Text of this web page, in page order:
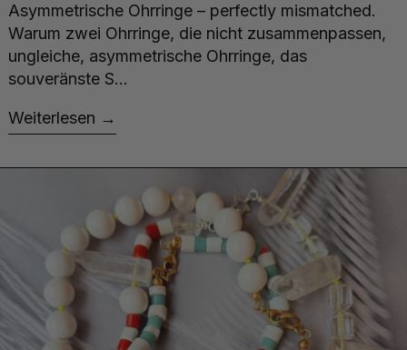
Asymmetrische Ohrringe – perfectly mismatched.
Warum zwei Ohrringe, die nicht zusammenpassen,
ungleiche, asymmetrische Ohrringe, das
souveränste S...
Weiterlesen
Weiterlesen: BUNTEN SCHMUCK RICHTIG GUT